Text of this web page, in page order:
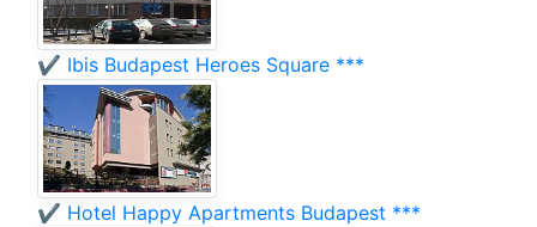
✔️ Ibis Budapest Heroes Square ***
✔️ Hotel Happy Apartments Budapest ***